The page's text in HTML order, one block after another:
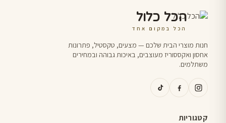
הכל כלול
הכל במקום אחד
חנות מוצרי הבית שלכם — מצעים, טקסטיל, פתרונות
אחסון ואקססוריז מעוצבים, באיכות גבוהה ובמחירים
משתלמים.
קטגוריות